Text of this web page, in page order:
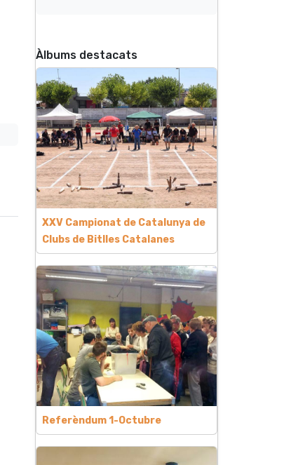
Àlbums destacats
XXV Campionat de Catalunya de
Clubs de Bitlles Catalanes
Referèndum 1-Octubre